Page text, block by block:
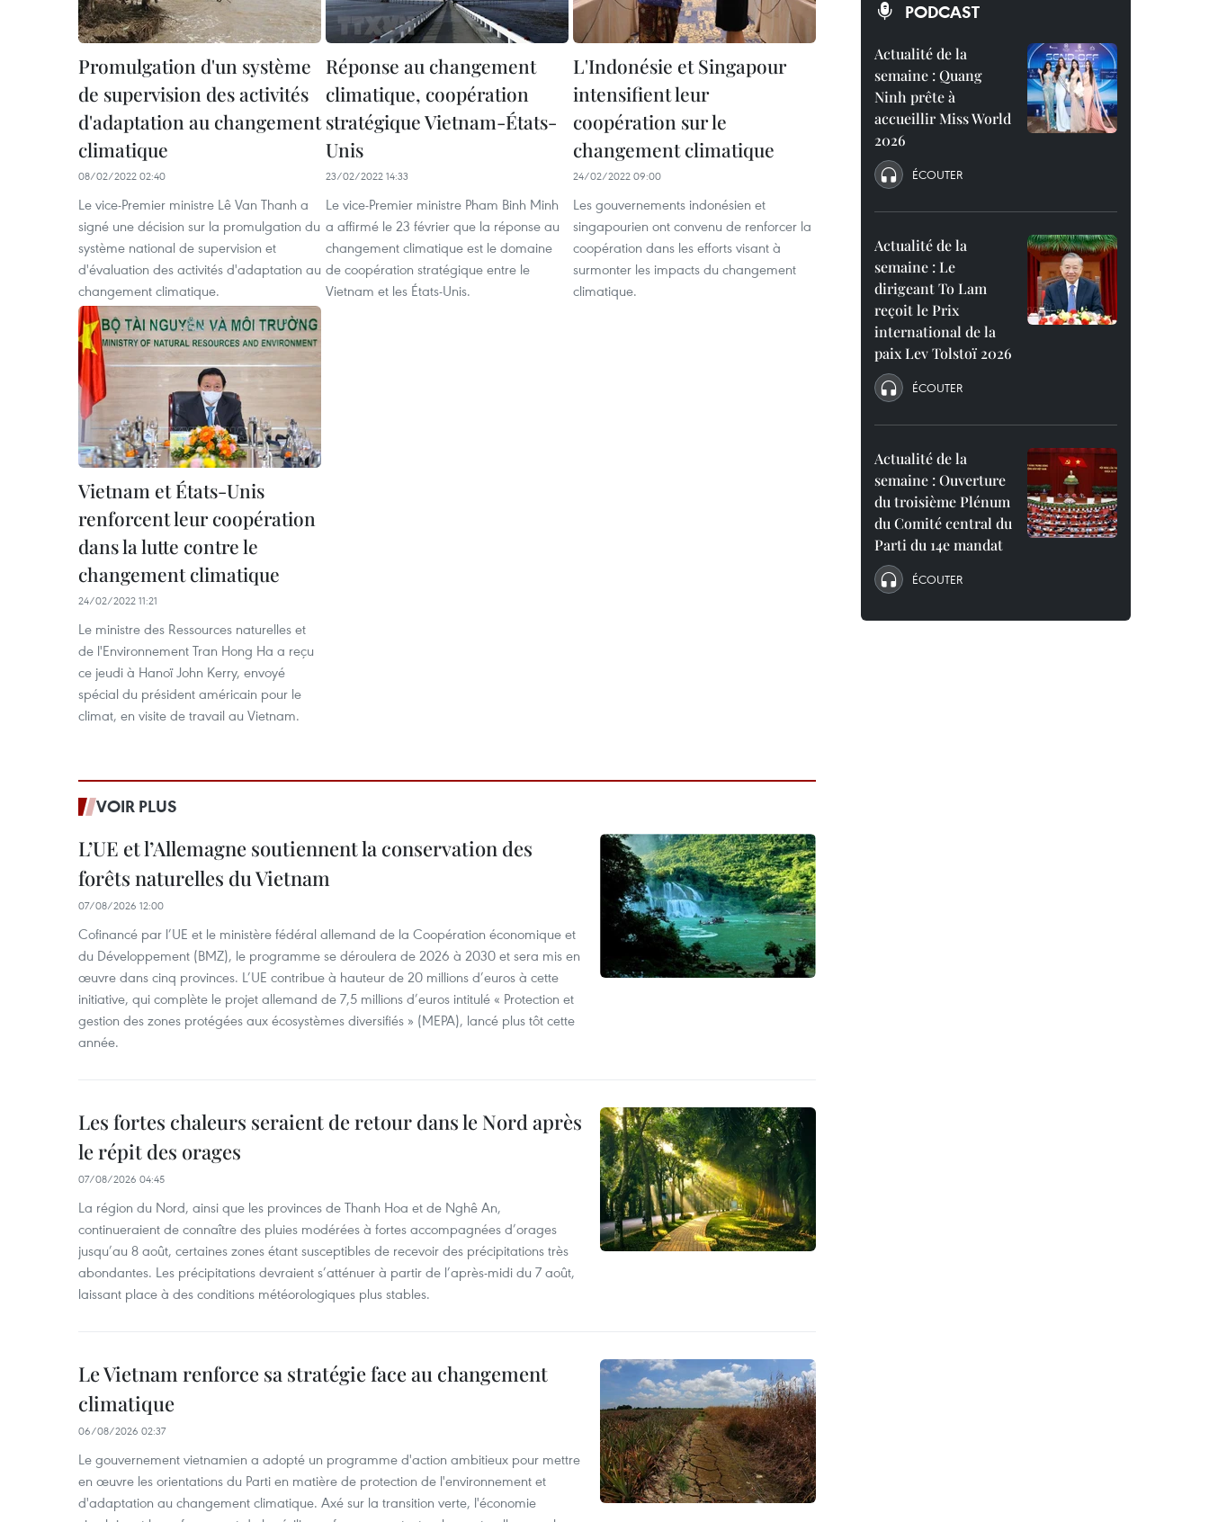
Promulgation d'un système
de supervision des activités
d'adaptation au changement
climatique
08/02/2022 02:40
Le vice-Premier ministre Lê Van Thanh a
signé une décision sur la promulgation du
système national de supervision et
d'évaluation des activités d'adaptation au
changement climatique.
Réponse au changement
climatique, coopération
stratégique Vietnam-États-
Unis
23/02/2022 14:33
Le vice-Premier ministre Pham Binh Minh
a affirmé le 23 février que la réponse au
changement climatique est le domaine
de coopération stratégique entre le
Vietnam et les États-Unis.
L'Indonésie et Singapour
intensifient leur
coopération sur le
changement climatique
24/02/2022 09:00
Les gouvernements indonésien et
singapourien ont convenu de renforcer la
coopération dans les efforts visant à
surmonter les impacts du changement
climatique.
Vietnam et États-Unis
renforcent leur coopération
dans la lutte contre le
changement climatique
24/02/2022 11:21
Le ministre des Ressources naturelles et
de l'Environnement Tran Hong Ha a reçu
ce jeudi à Hanoï John Kerry, envoyé
spécial du président américain pour le
climat, en visite de travail au Vietnam.
VOIR PLUS
L’UE et l’Allemagne soutiennent la conservation des
forêts naturelles du Vietnam
07/08/2026 12:00
Cofinancé par l’UE et le ministère fédéral allemand de la Coopération économique et
du Développement (BMZ), le programme se déroulera de 2026 à 2030 et sera mis en
œuvre dans cinq provinces. L’UE contribue à hauteur de 20 millions d’euros à cette
initiative, qui complète le projet allemand de 7,5 millions d’euros intitulé « Protection et
gestion des zones protégées aux écosystèmes diversifiés » (MEPA), lancé plus tôt cette
année.
Les fortes chaleurs seraient de retour dans le Nord après
le répit des orages
07/08/2026 04:45
La région du Nord, ainsi que les provinces de Thanh Hoa et de Nghê An,
continueraient de connaître des pluies modérées à fortes accompagnées d’orages
jusqu’au 8 août, certaines zones étant susceptibles de recevoir des précipitations très
abondantes. Les précipitations devraient s’atténuer à partir de l’après-midi du 7 août,
laissant place à des conditions météorologiques plus stables.
Le Vietnam renforce sa stratégie face au changement
climatique
06/08/2026 02:37
Le gouvernement vietnamien a adopté un programme d'action ambitieux pour mettre
en œuvre les orientations du Parti en matière de protection de l'environnement et
d'adaptation au changement climatique. Axé sur la transition verte, l'économie
PODCAST
Actualité de la
semaine : Quang
Ninh prête à
accueillir Miss World
2026
ÉCOUTER
Actualité de la
semaine : Le
dirigeant To Lam
reçoit le Prix
international de la
paix Lev Tolstoï 2026
ÉCOUTER
Actualité de la
semaine : Ouverture
du troisième Plénum
du Comité central du
Parti du 14e mandat
ÉCOUTER